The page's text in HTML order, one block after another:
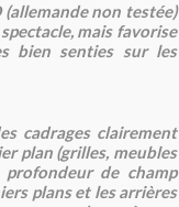
non testée)
mais favorise
bien senties sur les
cadrages clairement
plan (grilles, meubles
profondeur de champ
plans et les arrières